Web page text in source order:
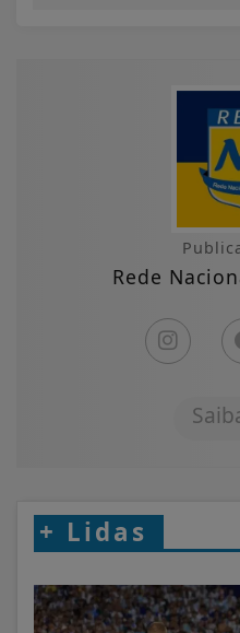
Rede
+ Lidas